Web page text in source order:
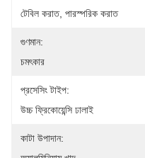
টেবিল করাত, পারস্পরিক করাত
গুণমান:
চমৎকার
প্রসেসিং টাইপ:
উচ্চ ফ্রিকোয়েন্সি ঢালাই
কাটা উপাদান: